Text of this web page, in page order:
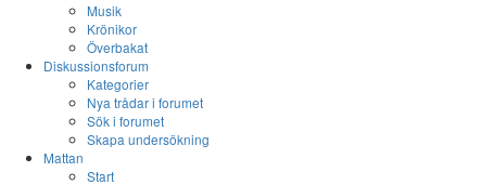
Musik
Krönikor
Överbakat
Diskussionsforum
Kategorier
Nya trådar i forumet
Sök i forumet
Skapa undersökning
Mattan
Start